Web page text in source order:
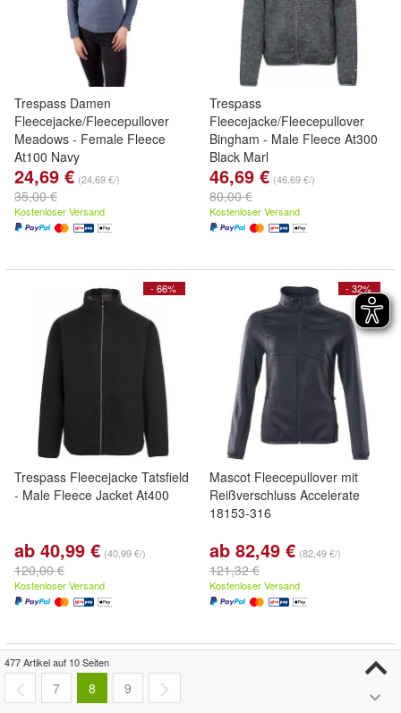
Trespass Damen
Fleecejacke/Fleecepullover
Meadows - Female Fleece
At100 Navy
24,69 € (24,69 €/)
35,00 €
Kostenloser Versand
Trespass
Fleecejacke/Fleecepullover
Bingham - Male Fleece At300
Black Marl
46,69 € (46,69 €/)
80,00 €
Kostenloser Versand
- 66%
Trespass Fleecejacke Tatsfield
- Male Fleece Jacket At400
ab 40,99 € (40,99 €/)
120,00 €
Kostenloser Versand
- 32%
Mascot Fleecepullover mit
Reißverschluss Accelerate
18153-316
ab 82,49 € (82,49 €/)
121,32 €
Kostenloser Versand
477 Artikel auf 10 Seiten
7 8 9